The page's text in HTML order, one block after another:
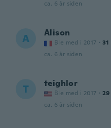
ca. 6 år siden
A Alison
Ble med i 2017 · 31
ca. 6 år siden
T teighlor
Ble med i 2017 · 29
ca. 6 år siden